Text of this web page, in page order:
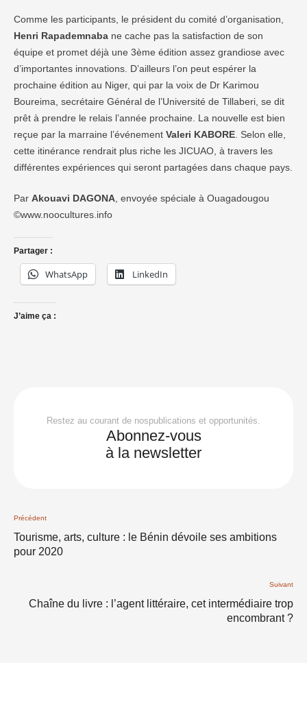
Comme les participants, le président du comité d’organisation,
Henri Rapademnaba ne cache pas la satisfaction de son
équipe et promet déjà une 3ème édition assez grandiose avec
d’importantes innovations. D’ailleurs l’on peut espérer la
prochaine édition au Niger, qui par la voix de Dr Karimou
Boureima, secrétaire Général de l’Université de Tillaberi, se dit
prêt à prendre le relais l’année prochaine. La nouvelle est bien
reçue par la marraine l’événement Valeri KABORE . Selon elle,
cette itinérance rendrait plus riche les JICUAO, à travers les
différentes expériences qui seront partagées dans chaque pays.
Par Akouavi DAGONA , envoyée spéciale à Ouagadougou
©www.noocultures.info
Partager :
WhatsApp LinkedIn
J’aime ça :
Restez au courant de nospublications et opportunités.
Abonnez-vous
à la newsletter
Précédent
Tourisme, arts, culture : le Bénin dévoile ses ambitions
pour 2020
Suivant
Chaîne du livre : l’agent littéraire, cet intermédiaire trop
encombrant ?